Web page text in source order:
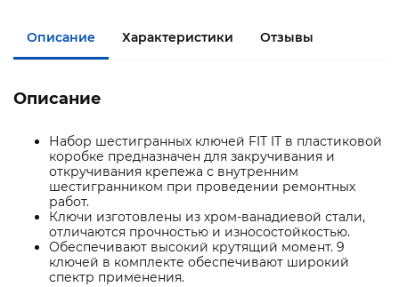
Описание Характеристики Отзывы
Описание
Набор шестигранных ключей FIT IT в пластиковой
коробке предназначен для закручивания и
откручивания крепежа с внутренним
шестигранником при проведении ремонтных
работ.
Ключи изготовлены из хром-ванадиевой стали,
отличаются прочностью и износостойкостью.
Обеспечивают высокий крутящий момент. 9
ключей в комплекте обеспечивают широкий
спектр применения.